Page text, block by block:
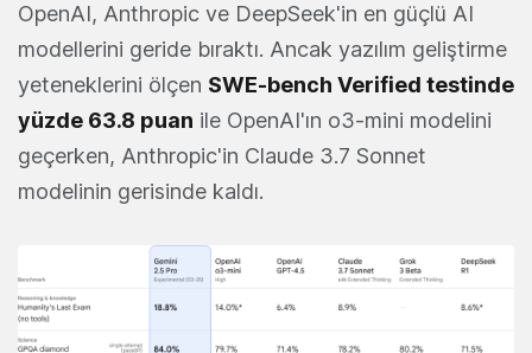
OpenAI, Anthropic ve DeepSeek'in en güçlü AI
modellerini geride bıraktı. Ancak yazılım geliştirme
yeteneklerini ölçen SWE-bench Verified testinde
yüzde 63.8 puan ile OpenAI'ın o3-mini modelini
geçerken, Anthropic'in Claude 3.7 Sonnet
modelinin gerisinde kaldı.